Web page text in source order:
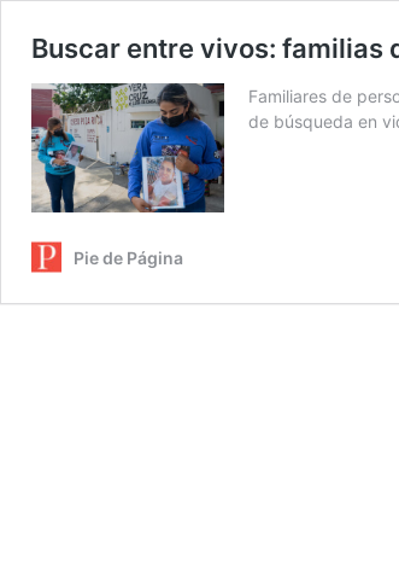
Buscar entre vivos: familias
Familiares de
de búsqueda en
Pie de Página